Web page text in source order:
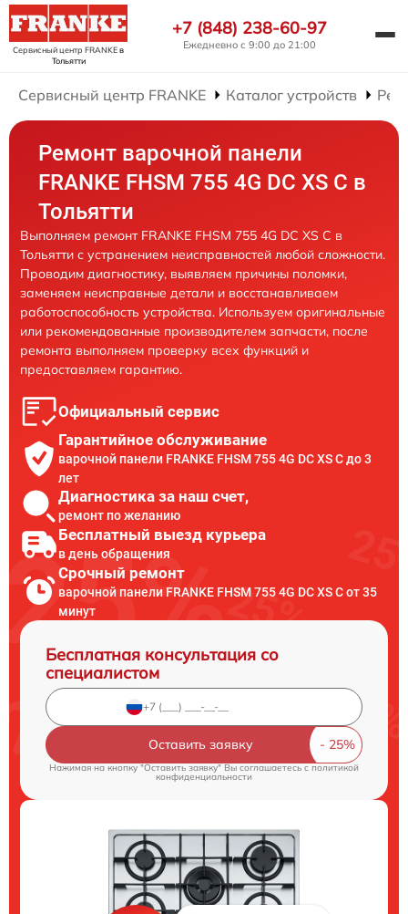
Сервисный центр FRANKEв
Тольятти
+7 (848) 238-60-97
Ежедневно с 9:00 до 21:00
Сервисный центр FRANKE Каталог устройств
Ремонт варочной панели
FRANKE FHSM 755 4G DC XS C в
Тольятти
Выполняем ремонт FRANKE FHSM 755 4G DC XS C в
Тольятти с устранением неисправностей любой сложности.
Проводим диагностику, выявляем причины поломки,
заменяем неисправные детали и восстанавливаем
работоспособность устройства. Используем оригинальные
или рекомендованные производителем запчасти, после
ремонта выполняем проверку всех функций и
предоставляем гарантию.
Официальный сервис
Гарантийное обслуживание
варочной панели FRANKE FHSM 755 4G DC XS C до 3
лет
Диагностика за наш счет,
ремонт по желанию
Бесплатный выезд курьера
в день обращения
Срочный ремонт
варочной панели FRANKE FHSM 755 4G DC XS C от 35
минут
Бесплатная консультация со
специалистом
Оставить заявку
Нажимая на кнопку "Оставить заявку" Вы соглашаетесь cполитикой
конфиденциальности